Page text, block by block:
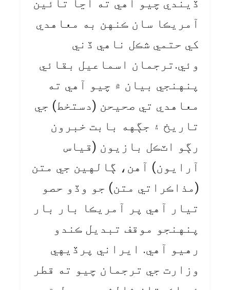
ڏيندي چيو آهي ته اڃا تائين
آمريڪا سان ڪنهن به معاهدي
کي حتمي شڪل ناهي ڏني
وئي.ترجمان اسماعيل بقائي
پنهنجي بيان ۾ چيو آهي ته
معاهدي تي صحيحن (دستخط) جي
تاريخ ۽ جڳهه بابت خبرون
رڳو اٽڪل بازيون (قیاس
آرایون) آهن، ڳالهين جي متن
(مذاڪراتي متن) جو وڏو حصو
تيار آهي پر آمريڪا بار بار
پنهنجو موقف تبديل ڪندو
رهيو آهي. ايراني پرڏيهي
وزارت جي ترجمان چيو ته قطر